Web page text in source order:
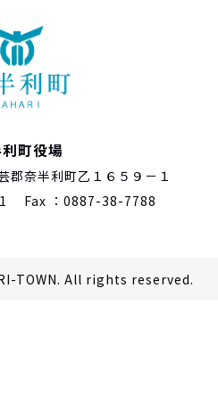
町役場
郡奈半利町乙１６５９－１
Fax ：0887-38-7788
TOWN. All rights reserved.